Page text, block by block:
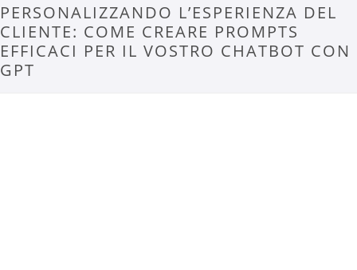
PERSONALIZZANDO L’ESPERIENZA DEL
CLIENTE: COME CREARE PROMPTS
EFFICACI PER IL VOSTRO CHATBOT CON
GPT